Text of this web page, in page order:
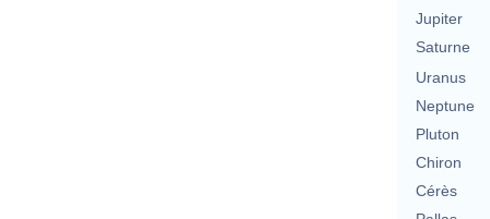
Jupiter
Saturne
Uranus
Neptune
Pluton
Chiron
Cérès